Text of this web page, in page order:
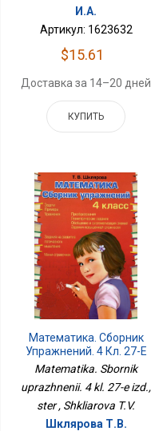
И.А.
Артикул: 1623632
$15.61
Доставка за 14–20 дней
КУПИТЬ
Математика. Сборник
Упражнений. 4 Кл. 27-Е
Изд., Стер
Matematika. Sbornik
uprazhnenii. 4 kl. 27-e izd.,
ster , Shkliarova T.V.
Шклярова Т.В.